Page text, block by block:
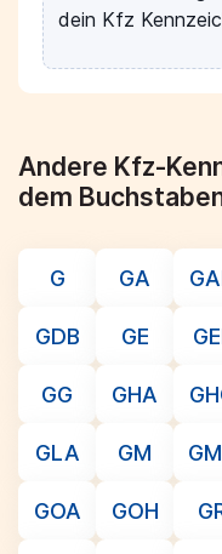
dein Kfz
Andere Kfz-
dem
G GA
GDB GE
GG GHA
GLA GM
GOA GOH